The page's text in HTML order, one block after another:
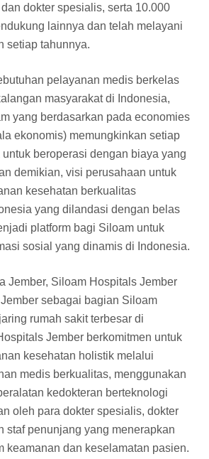
dokter spesialis, serta 10.000
lainnya dan telah melayani
setiap tahunnya.
pelayanan medis berkelas
masyarakat di Indonesia,
yang berdasarkan pada economies
ekonomis) memungkinkan setiap
beroperasi dengan biaya yang
demikian, visi perusahaan untuk
kesehatan berkualitas
yang dilandasi dengan belas
platform bagi Siloam untuk
sosial yang dinamis di Indonesia.
Jember, Siloam Hospitals Jember
sebagai bagian Siloam
rumah sakit terbesar di
Jember berkomitmen untuk
kesehatan holistik melalui
medis berkualitas, menggunakan
kedokteran berteknologi
oleh para dokter spesialis, dokter
staf penunjang yang menerapkan
keamanan dan keselamatan pasien.